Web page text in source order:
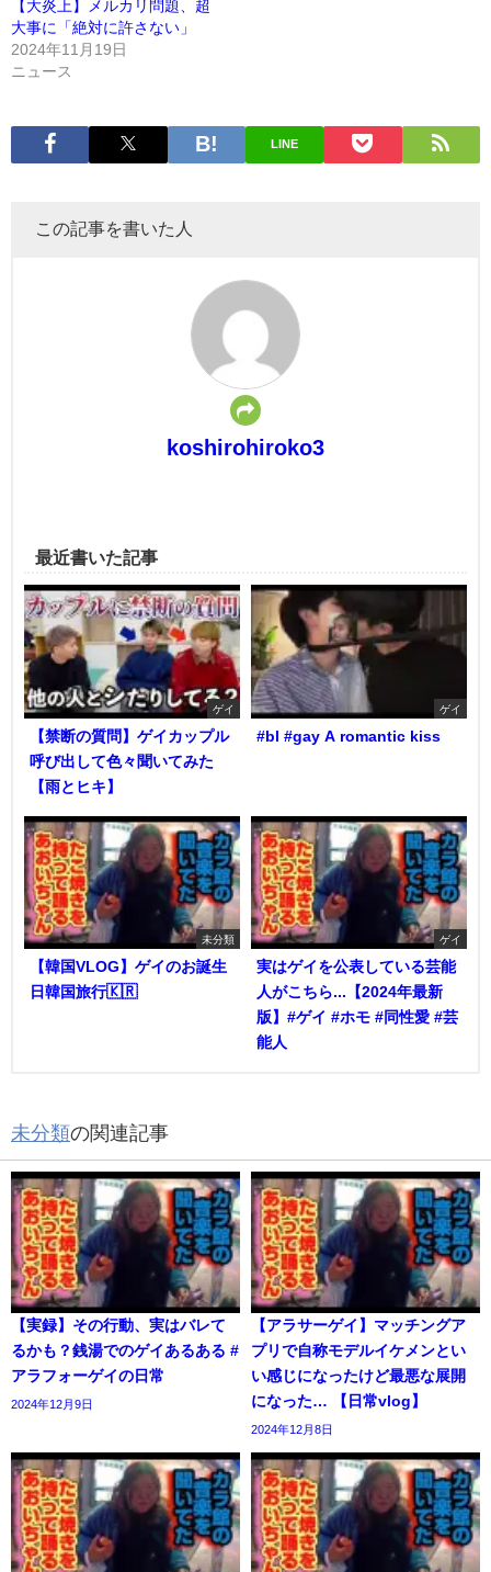
【大炎上】メルカリ問題、超
大事に「絶対に許さない」
2024年11月19日
ニュース
LINE
この記事を書いた人
koshirohiroko3
最近書いた記事
ゲイ
【禁断の質問】ゲイカップル
呼び出して色々聞いてみた
【雨とヒキ】
ゲイ
#bl #gay A romantic kiss
未分類
【韓国VLOG】ゲイのお誕生
日韓国旅行🇰🇷
ゲイ
実はゲイを公表している芸能
人がこちら...【2024年最新
版】#ゲイ #ホモ #同性愛 #芸
能人
未分類の関連記事
【実録】その行動、実はバレて
るかも？銭湯でのゲイあるある #
アラフォーゲイの日常
2024年12月9日
【アラサーゲイ】マッチングア
プリで自称モデルイケメンとい
い感じになったけど最悪な展開
になった… 【日常vlog】
2024年12月8日